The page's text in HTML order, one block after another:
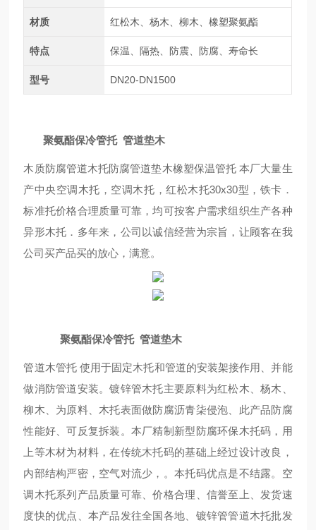
材质 红松木、杨木、柳木、橡塑聚氨酯
特点 保温、隔热、防震、防腐、寿命长
型号 DN20-DN1500
聚氨酯保冷管托 管道垫木
木质防腐管道木托防腐管道垫木橡塑保温管托 本厂大量生
产中央空调木托，空调木托，红松木托30x30型，铁卡．
标准托价格合理质量可靠，均可按客户需求组织生产各种
异形木托．多年来，公司以诚信经营为宗旨，让顾客在我
公司买产品买的放心，满意。
聚氨酯保冷管托 管道垫木
管道木管托 使用于固定木托和管道的安装架接作用、并能
做消防管道安装。镀锌管木托主要原料为红松木、杨木、
柳木、为原料、木托表面做防腐沥青柒侵泡、此产品防腐
性能好、可反复拆装。本厂精制新型防腐环保木托码，用
上等木材为材料，在传统木托码的基础上经过设计改良，
内部结构严密，空气对流少，。本托码优点是不结露。空
调木托系列产品质量可靠、价格合理、信誉至上、发货速
度快的优点、本产品发往全国各地、镀锌管管道木托批发